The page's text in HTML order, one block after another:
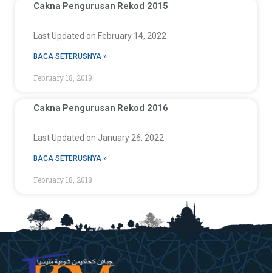
Cakna Pengurusan Rekod 2015
Last Updated on February 14, 2022
BACA SETERUSNYA »
February 18, 2019
Cakna Pengurusan Rekod 2016
Last Updated on January 26, 2022
BACA SETERUSNYA »
February 18, 2018